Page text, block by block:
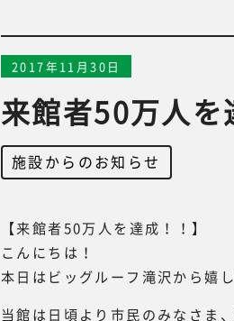
2017年11月30日
来館者50万人を
施設からのお知らせ
【来館者50万人を達成！！】
こんにちは！
本日はビッグルーフ滝沢から嬉
当館は日頃より市民のみなさま